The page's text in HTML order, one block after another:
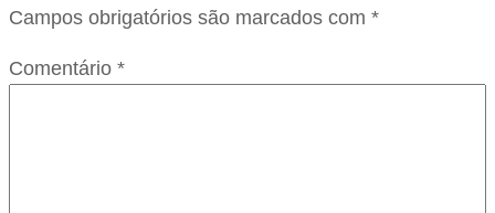
Campos obrigatórios são marcados com *
Comentário *